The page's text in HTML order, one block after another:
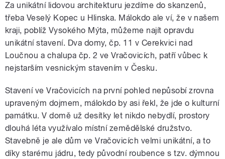
Za unikátní lidovou architekturu jezdíme do skanzenů,
třeba Veselý Kopec u Hlinska. Málokdo ale ví, že v našem
kraji, poblíž Vysokého Mýta, můžeme najít opravdu
unikátní stavení. Dva domy, čp. 11 v Cerekvici nad
Loučnou a chalupa čp. 2 ve Vračovicích, patří vůbec k
nejstarším vesnickým stavením v Česku.
Stavení ve Vračovicích na první pohled nepůsobí zrovna
upraveným dojmem, málokdo by asi řekl, že jde o kulturní
památku. V domě už desítky let nikdo nebydlí, prostory
dlouhá léta využívalo místní zemědělské družstvo.
Stavebně je ale dům ve Vračovicích velmi unikátní, a to
díky starému jádru, tedy původní roubence s tzv. dýmnou